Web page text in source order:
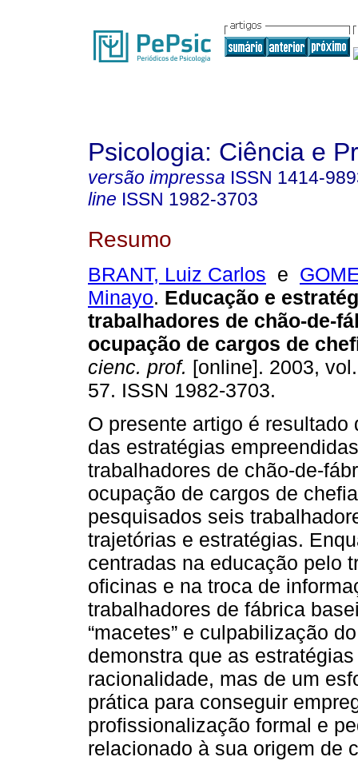
Psicologia: Ciência e
versão impressa ISSN 1414-
line ISSN 1982-3703
Resumo
BRANT, Luiz Carlos e
Minayo. Educação e
trabalhadores de chão-de-
ocupação de cargos de
cienc. prof. [online]. 2003,
57. ISSN 1982-3703.
O presente artigo é resultado
das estratégias
trabalhadores de chão-de-
ocupação de cargos de
pesquisados seis
trajetórias e estratégias.
centradas na educação pelo
oficinas e na troca de
trabalhadores de fábrica
“macetes” e culpabilização
demonstra que as
racionalidade, mas de um
prática para conseguir
profissionalização formal e
relacionado à sua origem de